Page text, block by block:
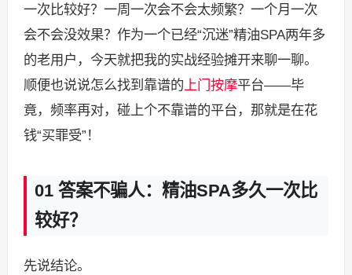
一次比较好？一周一次会不会太频繁？一个月一次
会不会没效果？作为一个已经“沉迷”精油SPA两年多
的老用户，今天就把我的实战经验摊开来聊一聊。
顺便也说说怎么找到靠谱的 上门按摩平台——毕
竟，频率再对，碰上个不靠谱的平台，那就是在花
钱“买罪受”！
01 答案不骗人：精油SPA多久一次比
较好？
先说结论。